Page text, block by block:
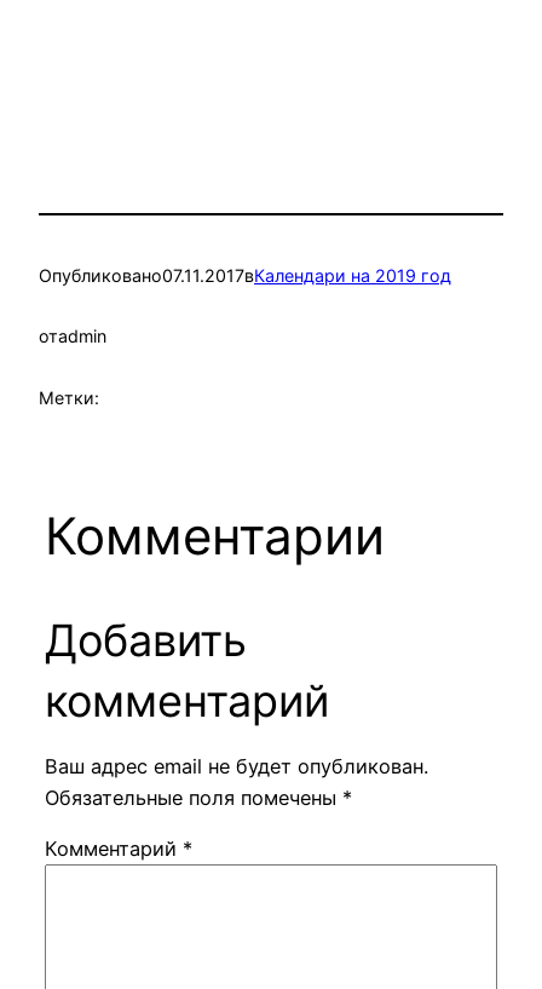
Опубликовано07.11.2017вКалендари на 2019 год
отadmin
Метки:
Комментарии
Добавить
комментарий
Ваш адрес email не будет опубликован.
Обязательные поля помечены *
Комментарий *